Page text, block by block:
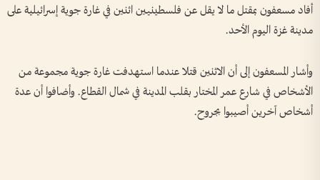
أفاد مسعفون بمقتل ​ما لا يقل عن فلسطينيين اثنين في ‌غارة ​جوية إسرائيلية على
مدينة غزة اليوم الأحد.
وأشار المسعفون إلى أن الاثنين قتلا عندما استهدفت غارة جوية مجموعة من
الأشخاص في شارع عمر المختار بقلب المدينة في ⁠شمال القطاع. وأضافوا أن عدة
أشخاص آخرين أصيبوا بجروح.